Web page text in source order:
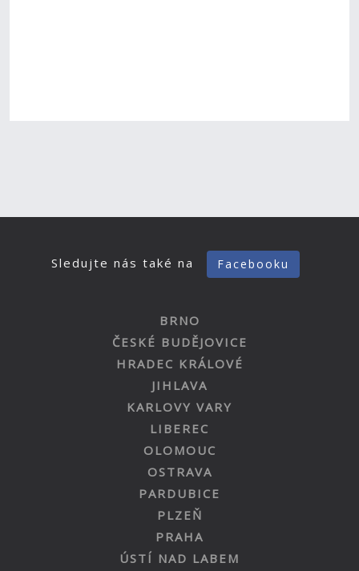
Sledujte nás také na Facebooku
BRNO
ČESKÉ BUDĚJOVICE
HRADEC KRÁLOVÉ
JIHLAVA
KARLOVY VARY
LIBEREC
OLOMOUC
OSTRAVA
PARDUBICE
PLZEŇ
PRAHA
ÚSTÍ NAD LABEM